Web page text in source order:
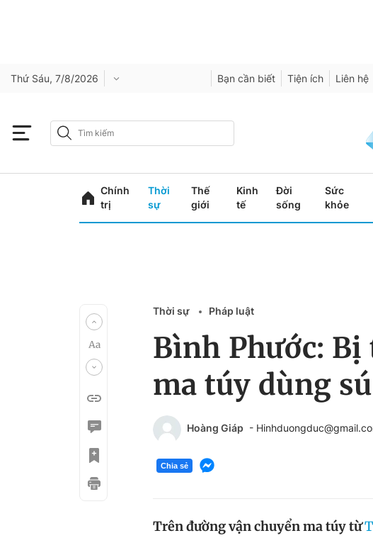
Thứ Sáu, 7/8/2026 Bạn cần biết Tiện ích Liên hệ
Chính
trị
Thời
sự
Thế
giới
Kinh
tế
Đời
sống
Sức
khỏe
Thời sự Pháp luật
Bình Phước:
ma túy dùng
Hoàng Giáp -
Chia sẻ
Trên đường vận chuyển ma túy từ